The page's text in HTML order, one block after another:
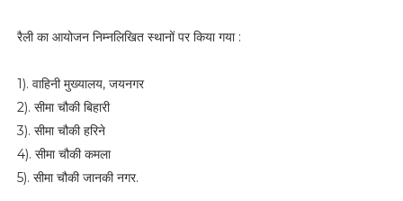
रैली का आयोजन निम्नलिखित स्थानों पर किया गया :
1). वाहिनी मुख्यालय, जयनगर
2). सीमा चौकी बिहारी
3). सीमा चौकी हरिने
4). सीमा चौकी कमला
5). सीमा चौकी जानकी नगर.